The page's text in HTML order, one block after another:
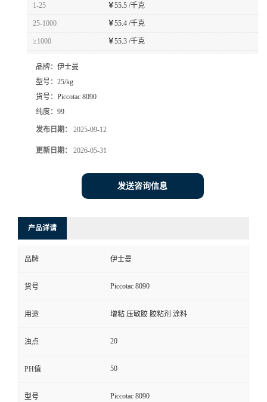
1-25 ￥55.5 /千克
25-1000 ￥55.4 /千克
≥1000 ￥55.3 /千克
品牌： 伊士曼
型号： 25/kg
货号： Piccotac 8090
纯度： 99
发布日期： 2025-09-12
更新日期： 2026-05-31
发送咨询信息
产品详请
品牌 伊士曼
货号 Piccotac 8090
用途 增粘 压敏胶 胶粘剂 涂料
浊点 20
PH值 50
型号 Piccotac 8090